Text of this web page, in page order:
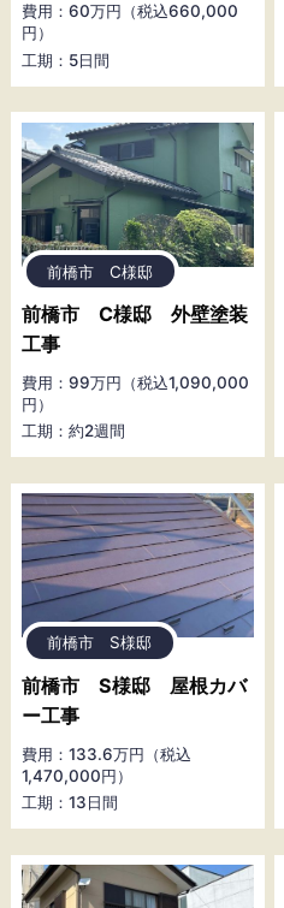
費用：60万円（税込660,000
円）
工期：5日間
前橋市 C様邸
前橋市 C様邸 外壁塗装
工事
費用：99万円（税込1,090,000
円）
工期：約2週間
前橋市 S様邸
前橋市 S様邸 屋根カバ
ー工事
費用：133.6万円（税込
1,470,000円）
工期：13日間